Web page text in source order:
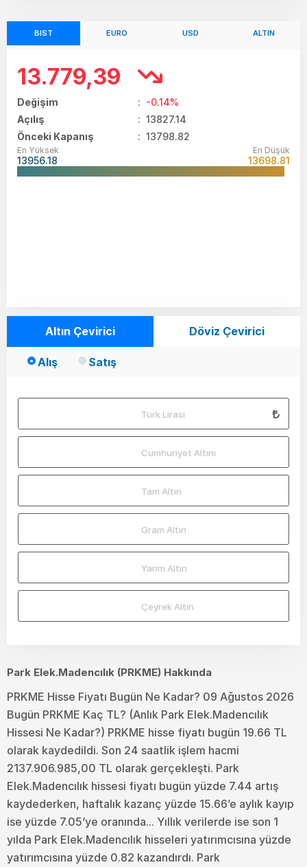
BIST EURO USD ALTIN
13.779,39
Değişim : -0.14%
Açılış
: 13827.14
Önceki Kapanış
: 13798.82
En Yüksek
13956.18
En Düşük
13698.81
Altın Çevirici Döviz Çevirici
Alış Satış
Türk Lirası
Cumhuriyet Altını
Tam Altın
Gram Altın
Yarım Altın
Çeyrek Altın
Park Elek.Madencılık (PRKME) Hakkında
PRKME Hisse Fiyatı Bugün Ne Kadar? 09 Ağustos 2026
Bugün PRKME Kaç TL? (Anlık Park Elek.Madencılık
Hissesi Ne Kadar?) PRKME hisse fiyatı bugün 19.66 TL
olarak kaydedildi. Son 24 saatlik işlem hacmi
2137.906.985,00 TL olarak gerçekleşti. Park
Elek.Madencılık hissesi fiyatı bugün yüzde 7.44 artış
kaydederken, haftalık kazanç yüzde 15.66’e aylık kayıp
ise yüzde 7.05’ye oranında... Yıllık verilerde ise son 1
yılda Park Elek.Madencılık hisseleri yatırımcısına yüzde
yatırımcısına yüzde 0.82 kazandırdı. Park